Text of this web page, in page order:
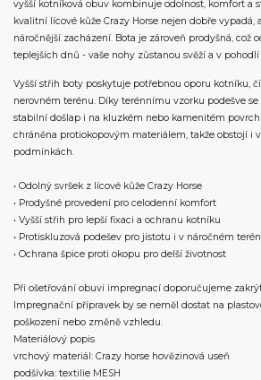
vyšší kotníková obuv kombinuje odolnost, komfort a
kvalitní lícové kůže Crazy Horse nejen dobře vypadá,
náročnější zacházení. Bota je zároveň prodyšná, což
teplejších dnů - vaše nohy zůstanou svěží a v
Vyšší střih boty poskytuje potřebnou oporu kotníku,
nerovném terénu. Díky terénnímu vzorku podešve
stabilní došlap i na kluzkém nebo kamenitém
chráněna protiokopovým materiálem, takže obstojí i
podmínkách.
• Odolný svršek z lícové kůže Crazy Horse
• Prodyšné provedení pro celodenní komfort
• Vyšší střih pro lepší fixaci a ochranu kotníku
• Protiskluzová podešev pro jistotu i v náročném
• Ochrana špice proti okopu pro delší životnost
Při ošetřování obuvi impregnací doporučujeme
Impregnační přípravek by se neměl dostat na
poškození nebo změně vzhledu.
Materiálový popis
vrchový materiál: Crazy horse hovězinová useň
podšívka: textilie MESH